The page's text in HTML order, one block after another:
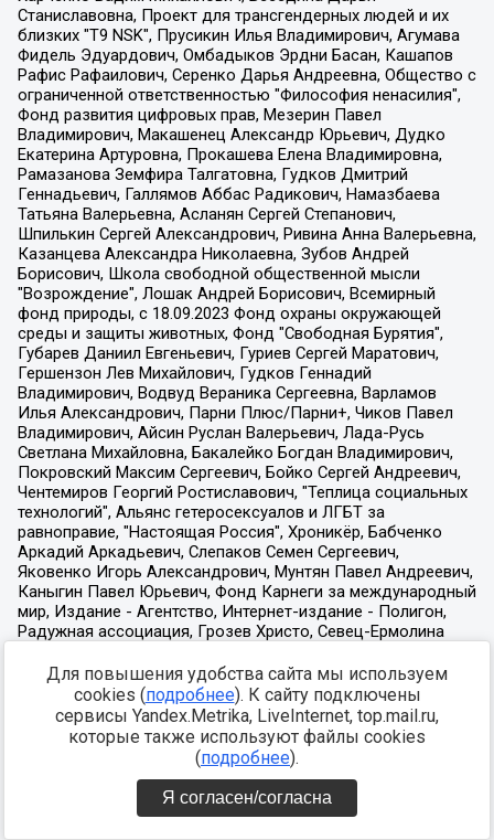
Для повышения удобства сайта мы используем
cookies (подробнее). К сайту подключены
сервисы Yandex.Metrika, LiveInternet, top.mail.ru,
которые также используют файлы cookies
(подробнее).
Я согласен/согласна